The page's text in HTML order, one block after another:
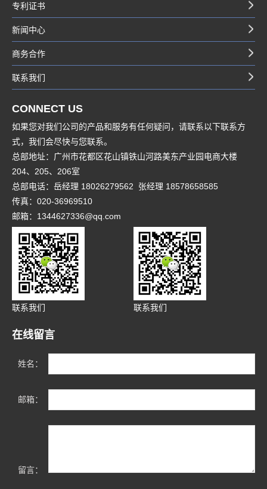
专利证书
新闻中心
商务合作
联系我们
CONNECT US
如果您对我们公司的产品和服务有任何疑问，请联系以下联系方
式，我们会尽快与您联系。
总部地址：广州市花都区花山镇铁山河路美东产业园电商大楼
204、205、206室
总部电话：岳经理 18026279562 张经理 18578658585
传真：020-36969510
邮箱：1344627336@qq.com
联系我们 联系我们
在线留言
姓名：
邮箱：
留言：